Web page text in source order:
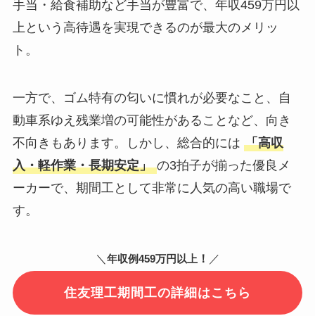
手当・給食補助など手当が豊富で、年収459万円以
上という高待遇を実現できるのが最大のメリッ
ト。
一方で、ゴム特有の匂いに慣れが必要なこと、自
動車系ゆえ残業増の可能性があることなど、向き
不向きもあります。しかし、総合的には 「高収
入・軽作業・長期安定」 の3拍子が揃った優良メ
ーカーで、期間工として非常に人気の高い職場で
す。
＼ 年収例459万円以上 ！ ／
住友理工期間工の詳細はこちら